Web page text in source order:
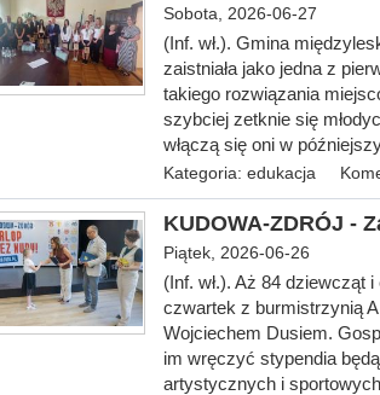
Sobota, 2026-06-27
(Inf. wł.). Gmina
zaistniała jako jedna z
takiego rozwiązania
szybciej zetknie się
włączą się oni w
Kategoria: edukacja
KUDOWA-ZDRÓJ -
Piątek, 2026-06-26
(Inf. wł.). Aż 84 dziewcząt
czwartek z burmistrzynią
Wojciechem Dusiem.
im wręczyć stypendia
artystycznych i